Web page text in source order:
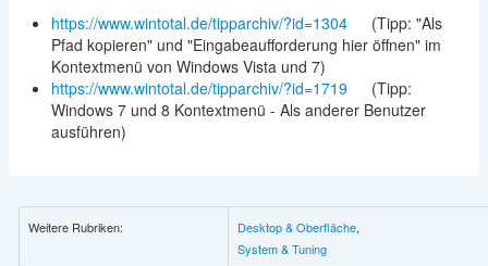
https://www.wintotal.de/tipparchiv/?id=1304
(Tipp: "Als
Pfad kopieren" und "Eingabeaufforderung hier öffnen" im
Kontextmenü von Windows Vista und 7)
https://www.wintotal.de/tipparchiv/?id=1719
(Tipp:
Windows 7 und 8 Kontextmenü - Als anderer Benutzer
ausführen)
Weitere Rubriken: Desktop & Oberfläche,
System & Tuning